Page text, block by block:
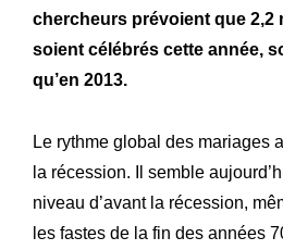
chercheurs prévoient que 2,2
soient célébrés cette année,
qu’en 2013.
Le rythme global des mariages
la récession. Il semble
niveau d’avant la récession,
les fastes de la fin des années